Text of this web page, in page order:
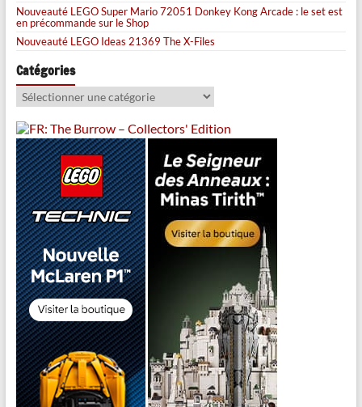
Nouveauté LEGO Super Mario 72051 Donkey Kong Arcade : le set est
en précommande sur le Shop
Nouveauté LEGO Ideas 21369 The X-Files
Catégories
Catégories